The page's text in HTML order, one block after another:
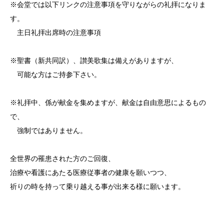
※会堂では以下リンクの注意事項を守りながらの礼拝になりま
す。
主日礼拝出席時の注意事項
※聖書（新共同訳）、讃美歌集は備えがありますが、
可能な方はご持参下さい。
※礼拝中、係が献金を集めますが、献金は自由意思によるもの
で、
強制ではありません。
全世界の罹患された方のご回復、
治療や看護にあたる医療従事者の健康を願いつつ、
祈りの時を持って乗り越える事が出来る様に願います。